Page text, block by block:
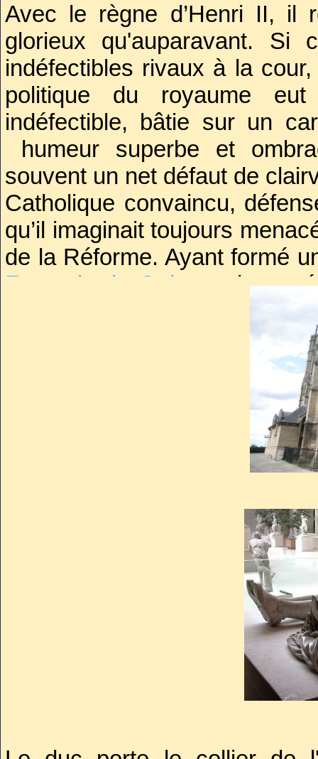
Avec le règne d’Henri II, il
glorieux qu'auparavant.
indéfectibles rivaux à la
politique du royaume
indéfectible, bâtie sur un
humeur superbe et
souvent un net défaut de
Catholique convaincu,
qu’il imaginait toujours
de la Réforme. Ayant formé
François de Guise
et le
paix il se rapprocha de
Immensément riche et
sauvant de l'exécution
obtenant leur grâce auprès
bataille de Saint-Denis
le bonhomme ? Nenni ! Cinq
le visage, deux coups de
une arquebusade qui lui
nécessaires pour abattre ce
à briser la mâchoire de son
il serait encore à vociférer